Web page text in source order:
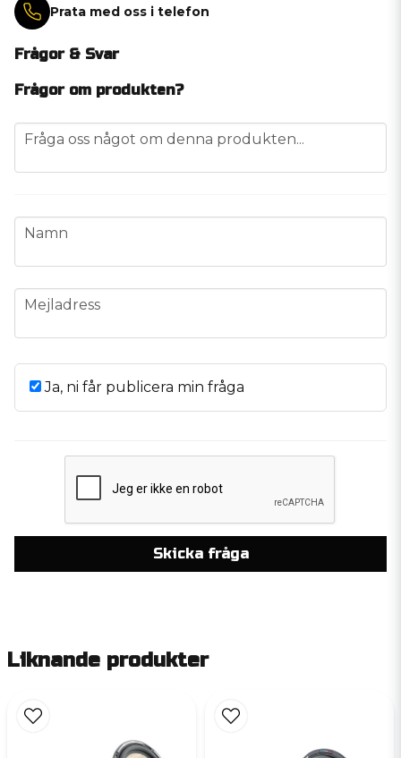
Prata med oss i telefon
Frågor & Svar
Frågor om produkten?
question
Fråga oss något om denna produkten...
name
Namn
email
Mejladress
Ja, ni får publicera min fråga
Skicka fråga
Liknande produkter